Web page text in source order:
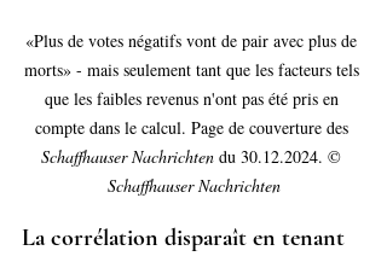
«Plus de votes négatifs vont de pair avec plus de
morts» - mais seulement tant que les facteurs tels
que les faibles revenus n'ont pas été pris en
compte dans le calcul. Page de couverture des
Schaffhauser Nachrichten du 30.12.2024. ©
Schaffhauser Nachrichten
La corrélation disparaît en tenant